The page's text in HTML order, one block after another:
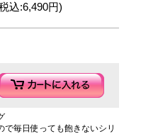
で毎日使っても飽きないシリ
込:6,490円)